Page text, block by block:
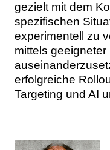
gezielt mit dem
spezifischen
experimentell zu
mittels
erfolgreiche
Targeting und AI